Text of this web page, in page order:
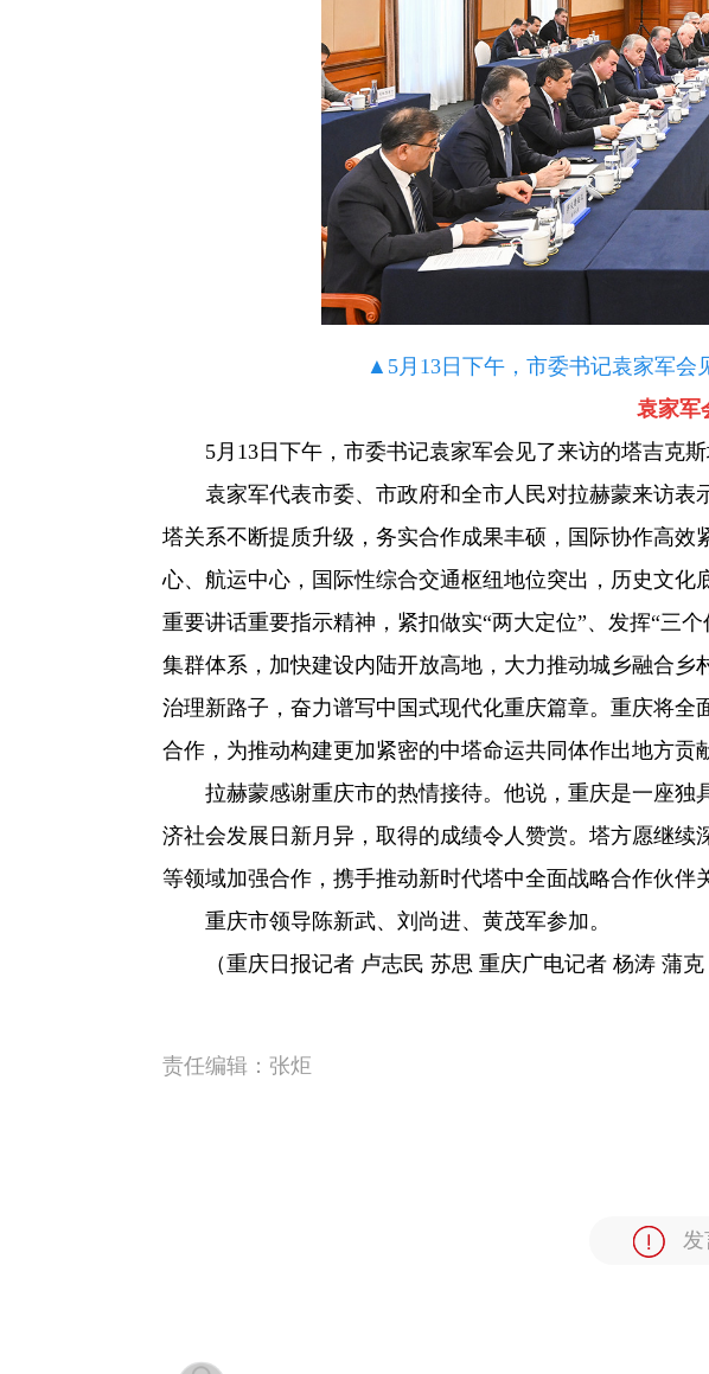
▲5月13日下午，市委书记袁家军会
袁家军
5月13日下午，市委书记袁家军会见了来访的塔吉克斯
袁家军代表市委、市政府和全市人民对拉赫蒙来访
塔关系不断提质升级，务实合作成果丰硕，国际协作高
心、航运中心，国际性综合交通枢纽地位突出，历史文
重要讲话重要指示精神，紧扣做实“两大定位”、发挥“三
集群体系，加快建设内陆开放高地，大力推动城乡融合
治理新路子，奋力谱写中国式现代化重庆篇章。重庆将
合作，为推动构建更加紧密的中塔命运共同体作出地方贡
拉赫蒙感谢重庆市的热情接待。他说，重庆是一座
济社会发展日新月异，取得的成绩令人赞赏。塔方愿继
等领域加强合作，携手推动新时代塔中全面战略合作伙伴
重庆市领导陈新武、刘尚进、黄茂军参加。
（重庆日报记者 卢志民 苏思 重庆广电记者 杨涛 蒲克
责任编辑： 张炬